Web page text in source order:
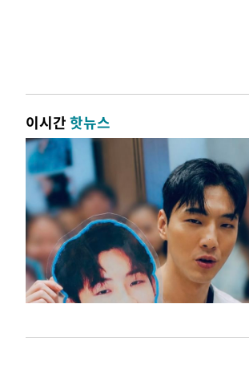
이시간핫뉴스